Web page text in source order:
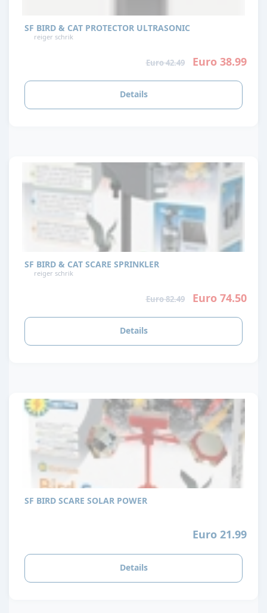
SF BIRD & CAT PROTECTOR ULTRASONIC
reiger schrik
Euro 42.49 Euro 38.99
Details
SF BIRD & CAT SCARE SPRINKLER
reiger schrik
Euro 82.49 Euro 74.50
Details
SF BIRD SCARE SOLAR POWER
Euro 21.99
Details